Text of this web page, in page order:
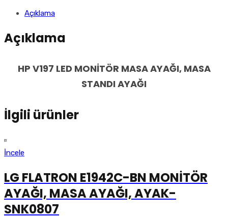
Açıklama
Açıklama
HP V197 LED MONİTÖR MASA AYAĞI, MASA
STANDI AYAĞI
İlgili ürünler
İncele
LG FLATRON E1942C-BN MONİTÖR
AYAĞI, MASA AYAĞI, AYAK-
SNK0807